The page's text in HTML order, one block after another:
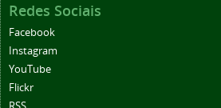
Redes Sociais
Facebook
Instagram
YouTube
Flickr